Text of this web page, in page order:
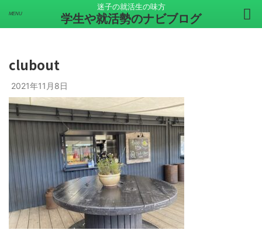
迷子の就活生の味方
学生や就活勢のナビブログ
clubout
2021年11月8日